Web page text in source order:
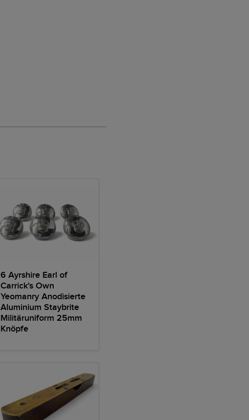
6 Ayrshire Earl of
Carrick's Own
Yeomanry Anodisierte
Aluminium Staybrite
Militäruniform 25mm
Knöpfe